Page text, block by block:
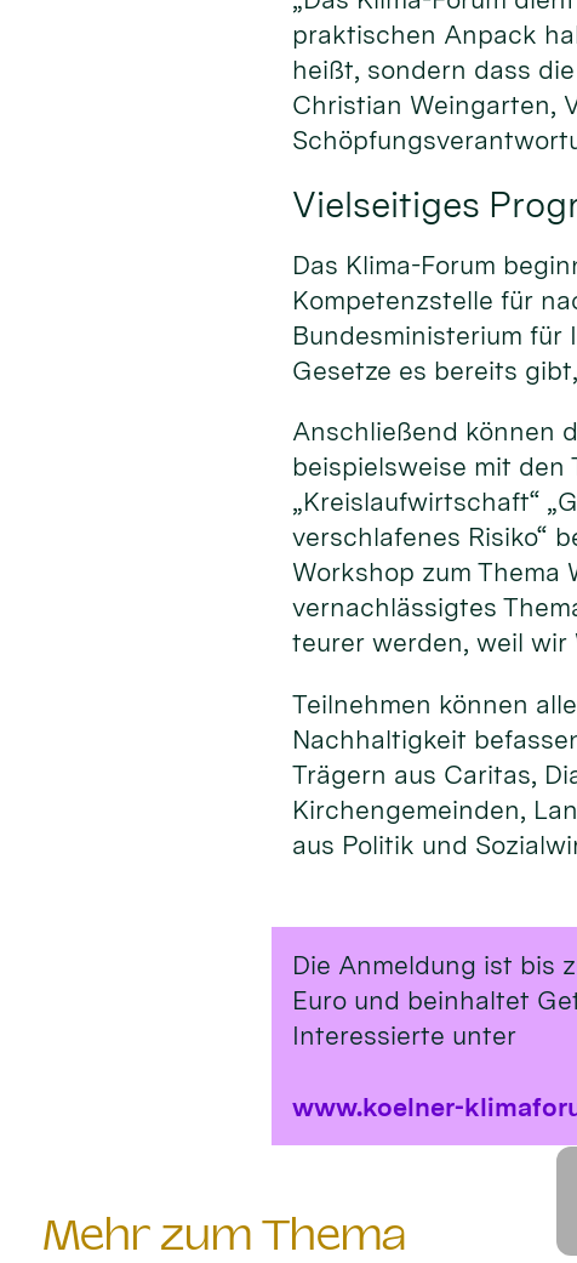
praktischen Anpack
heißt, sondern dass
Christian Weingarten,
Vielseitiges
Das Klima-Forum
Kompetenzstelle für
Bundesministerium für
Gesetze es bereits
Anschließend können
beispielsweise mit den
„Kreislaufwirtschaft“
verschlafenes Risiko“
Workshop zum Thema
vernachlässigtes
teurer werden, weil wir
Teilnehmen können
Nachhaltigkeit
Trägern aus Caritas,
Kirchengemeinden,
aus Politik und
Die Anmeldung ist bis
Euro und beinhaltet
Interessierte unter
www.koelner-
Mehr zum Thema